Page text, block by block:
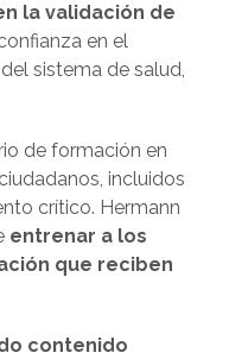
la validación de
en el
sistema de salud,
de formación en
incluidos
crítico. Hermann
entrenar a los
que reciben
contenido